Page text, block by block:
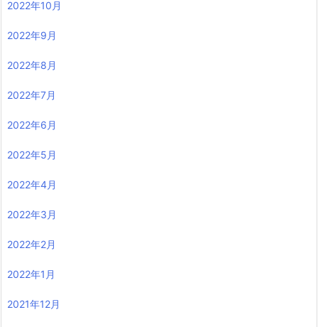
2022年10月
2022年9月
2022年8月
2022年7月
2022年6月
2022年5月
2022年4月
2022年3月
2022年2月
2022年1月
2021年12月